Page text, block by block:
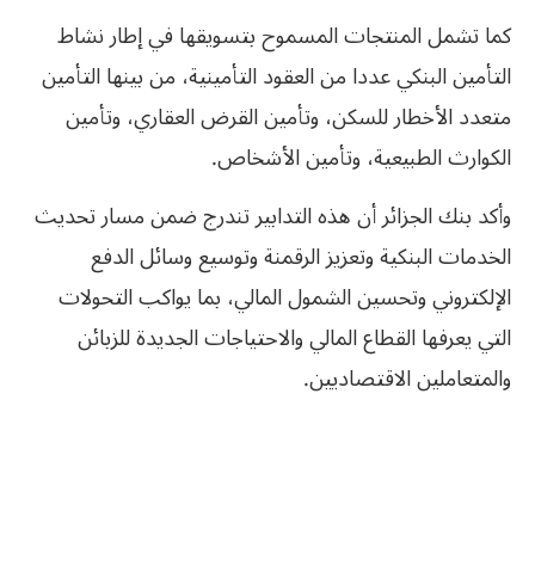
كما تشمل المنتجات المسموح بتسويقها في إطار نشاط
التأمين البنكي عددا من العقود التأمينية، من بينها التأمين
متعدد الأخطار للسكن، وتأمين القرض العقاري، وتأمين
الكوارث الطبيعية، وتأمين الأشخاص.
وأكد بنك الجزائر أن هذه التدابير تندرج ضمن مسار تحديث
الخدمات البنكية وتعزيز الرقمنة وتوسيع وسائل الدفع
الإلكتروني وتحسين الشمول المالي، بما يواكب التحولات
التي يعرفها القطاع المالي والاحتياجات الجديدة للزبائن
والمتعاملين الاقتصاديين.